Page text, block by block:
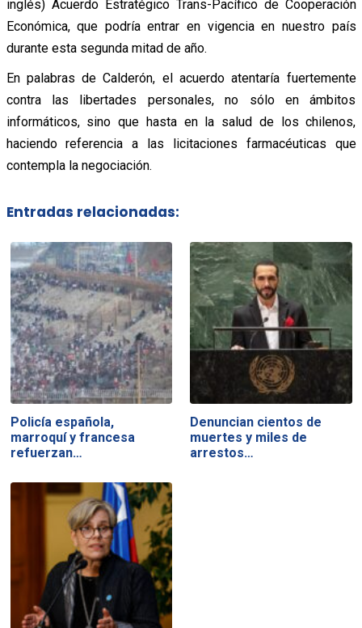
inglés) Acuerdo Estratégico Trans-Pacífico de Cooperación
Económica, que podría entrar en vigencia en nuestro país
durante esta segunda mitad de año.
En palabras de Calderón, el acuerdo atentaría fuertemente
contra las libertades personales, no sólo en ámbitos
informáticos, sino que hasta en la salud de los chilenos,
haciendo referencia a las licitaciones farmacéuticas que
contempla la negociación.
Entradas relacionadas:
Policía española,
marroquí y francesa
refuerzan…
Denuncian cientos de
muertes y miles de
arrestos…